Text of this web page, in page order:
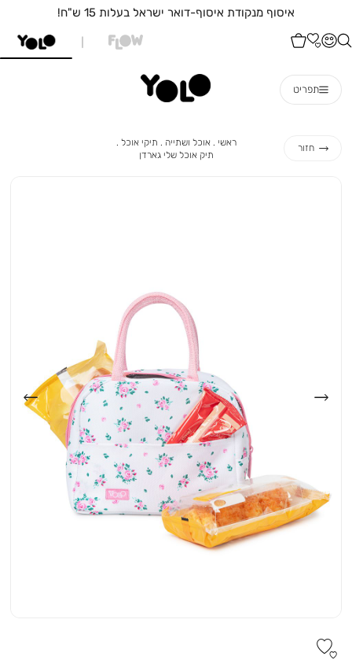
איסוף מנקודת איסוף-דואר ישראל בעלות 15 ש"ח!
תפריט
חזור
ראשי ראשי
אוכל ושתייה
אוכל
ושתייה
תיקי אוכל
תיק אוכל שלי גארדן